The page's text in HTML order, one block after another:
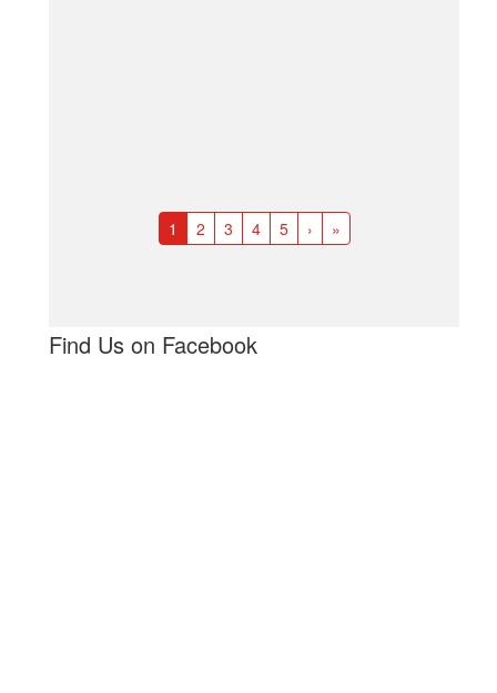
1 2 3 4 5 › »
Find Us on Facebook